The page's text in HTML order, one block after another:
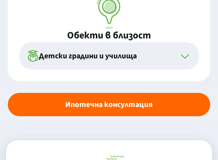
Обекти в близост
Детски градини и училища
Ипотечна консултация